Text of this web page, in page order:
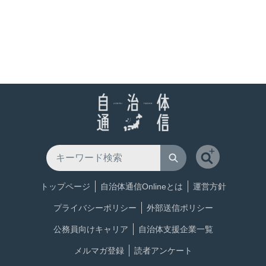
トップページ 自治体通信Onlineとは 運営方針
プライバシーポリシー 外部送信ポリシー
公務員向けキャリア 自治体支援企業一覧
メルマガ登録 読者アンケート